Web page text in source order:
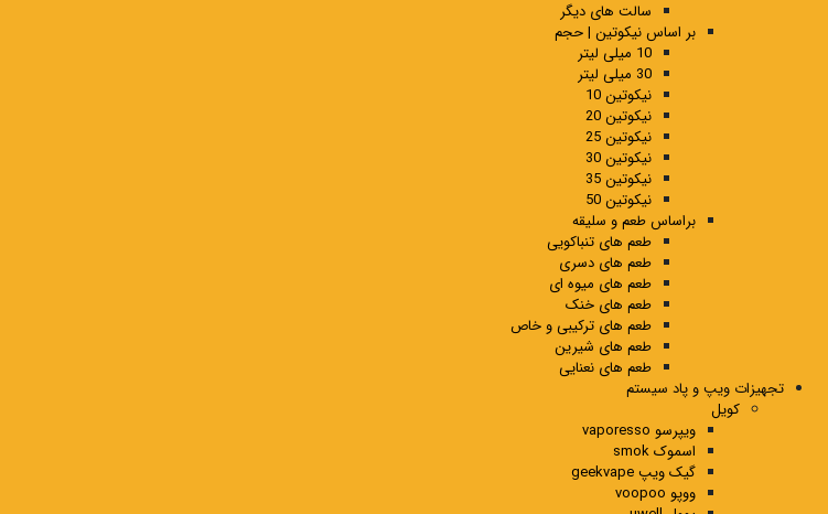
سالت های دیگر
بر اساس نیکوتین | حجم
10 میلی لیتر
30 میلی لیتر
نیکوتین 10
نیکوتین 20
نیکوتین 25
نیکوتین 30
نیکوتین 35
نیکوتین 50
براساس طعم و سلیقه
طعم های تنباکویی
طعم های دسری
طعم های میوه ای
طعم های خنک
طعم های ترکیبی و خاص
طعم های شیرین
طعم های نعنایی
تجهیزات ویپ و پاد سیستم
کویل
ویپرسو vaporesso
اسموک smok
گیک ویپ geekvape
ووپو voopoo